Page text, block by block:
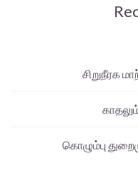
சிறுநீரக
கொழும்பு